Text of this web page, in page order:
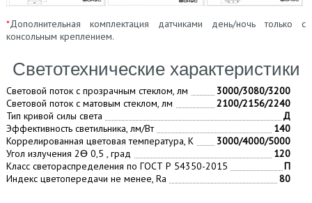
*Дополнительная комплектация датчиками день/ночь только с
консольным креплением.
Светотехнические характеристики
3000/3080/3200
Световой поток с прозрачным стеклом, лм
2100/2156/2240
Световой поток с матовым стеклом, лм
Д
Тип кривой силы света
140
Эффективность светильника, лм/Вт
3000/4000/5000
Коррелированная цветовая температура, К
120
Угол излучения 2Ɵ 0,5 , град
П
Класс светораспределения по ГОСТ Р 54350-2015
80
Индекс цветопередачи не менее, Ra